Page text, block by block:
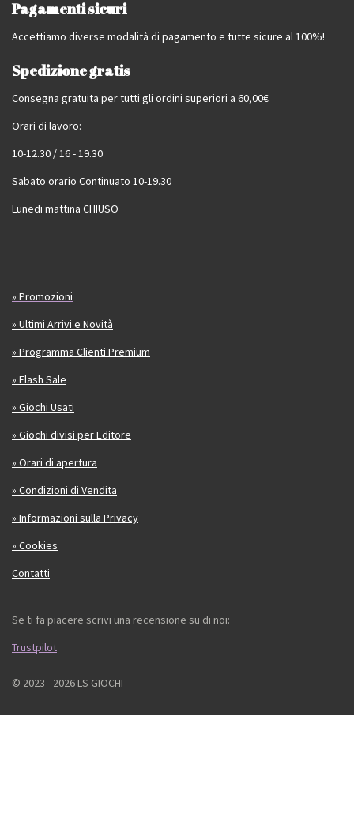
Pagamenti sicuri
Accettiamo diverse modalità di pagamento e tutte sicure al 100%!
Spedizione gratis
Consegna gratuita per tutti gli ordini superiori a 60,00€
Orari di lavoro:
10-12.30 / 16 - 19.30
Sabato orario Continuato 10-19.30
Lunedi mattina CHIUSO
» Promozioni
» Ultimi Arrivi e Novità
» Programma Clienti Premium
» Flash Sale
» Giochi Usati
» Giochi divisi per Editore
» Orari di apertura
» Condizioni di Vendita
» Informazioni sulla Privacy
» Cookies
Contatti
Se ti fa piacere scrivi una recensione su di noi:
Trustpilot
© 2023 - 2026 LS GIOCHI